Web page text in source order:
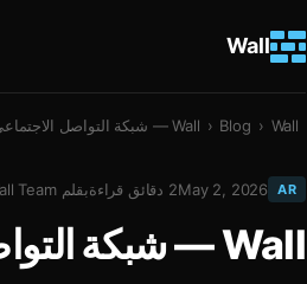
Wall
Wall › Blog › Wall — شبكة التواصل الاجتماعي داخل تيليغرام
AR
May 2, 2026
2 دقائق قراءةبقلم Team
Wall — شبكة التواصل الاجتماعي داخل تيليغرام